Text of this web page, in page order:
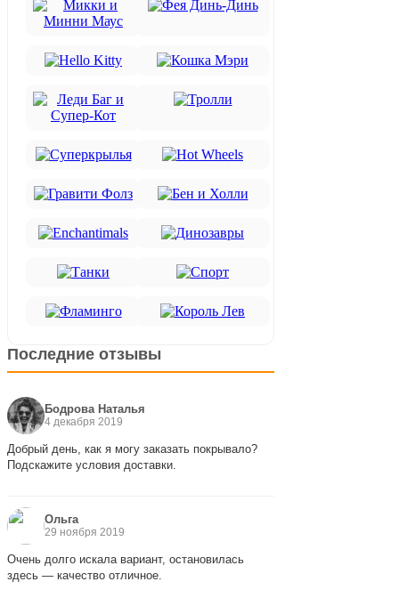
Последние отзывы
Бодрова Наталья
4 декабря 2019
Добрый день, как я могу заказать покрывало?
Подскажите условия доставки.
Ольга
29 ноября 2019
Очень долго искала вариант, остановилась
здесь — качество отличное.